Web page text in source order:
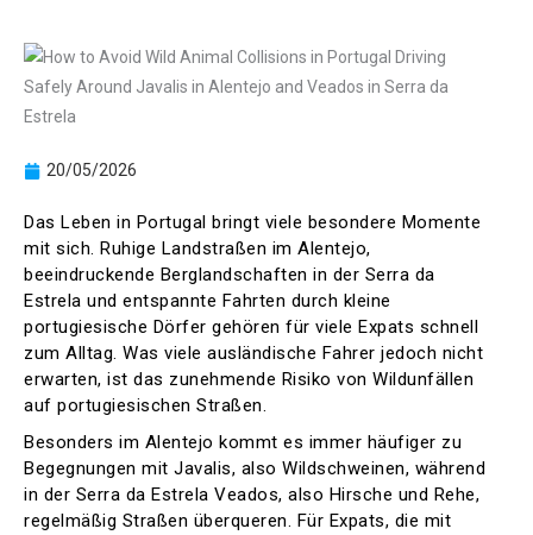
20/05/2026
Das Leben in Portugal bringt viele besondere Momente
mit sich. Ruhige Landstraßen im Alentejo,
beeindruckende Berglandschaften in der Serra da
Estrela und entspannte Fahrten durch kleine
portugiesische Dörfer gehören für viele Expats schnell
zum Alltag. Was viele ausländische Fahrer jedoch nicht
erwarten, ist das zunehmende Risiko von Wildunfällen
auf portugiesischen Straßen.
Besonders im Alentejo kommt es immer häufiger zu
Begegnungen mit Javalis, also Wildschweinen, während
in der Serra da Estrela Veados, also Hirsche und Rehe,
regelmäßig Straßen überqueren. Für Expats, die mit